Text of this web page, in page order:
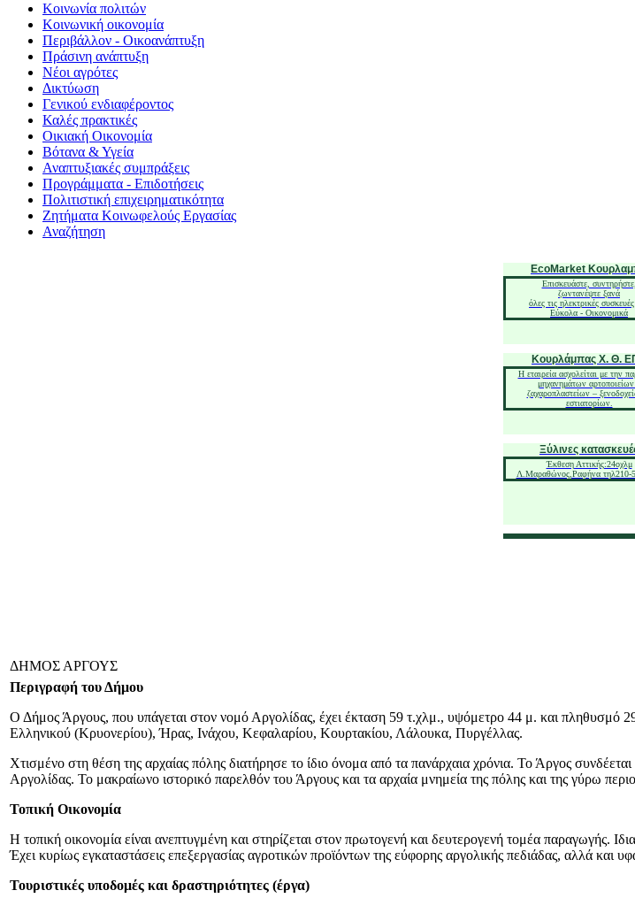
Κοινωνία πολιτών
Κοινωνική οικονομία
Περιβάλλον - Οικοανάπτυξη
Πράσινη ανάπτυξη
Νέοι αγρότες
Δικτύωση
Γενικού ενδιαφέροντος
Καλές πρακτικές
Οικιακή Οικονομία
Βότανα & Υγεία
Αναπτυξιακές συμπράξεις
Προγράμματα - Επιδοτήσεις
Πολιτιστική επιχειρηματικότητα
Ζητήματα Κοινωφελούς Εργασίας
Αναζήτηση
EcoMarket
Επισκευάστε, συντηρήστε,
ζωντανέψτε ξανά
όλες τις ηλεκτρικές
Eύκολα - Oικονομικά
Κουρλάμπας Χ. Θ.
Η εταιρεία ασχολείται με την
μηχανημάτων
ζαχαροπλαστείων –
εστιατορίων.
Ξύλινες
Έκθεση Αττικής:24oχλμ
Λ.Μαραθώνος,Ραφήνα τηλ210-
ΔΗΜΟΣ ΑΡΓΟΥΣ
Περιγραφή του Δήμου
Ο Δήμος Άργους, που υπάγεται στον νομό Αργολίδας, έχει έκταση 59 τ.χλμ., υψόμετρο 44 μ. και πληθυσμό
Ελληνικού (Κρυονερίου), Ήρας, Ινάχου, Κεφαλαρίου, Κουρτακίου, Λάλουκα, Πυργέλλας.
Χτισμένο στη θέση της αρχαίας πόλης διατήρησε το ίδιο όνομα από τα πανάρχαια χρόνια. Το Άργος
Αργολίδας. Το μακραίωνο ιστορικό παρελθόν του Άργους και τα αρχαία μνημεία της πόλης και της γύρω
Τοπική Οικονομία
Η τοπική οικονομία είναι ανεπτυγμένη και στηρίζεται στον πρωτογενή και δευτερογενή τομέα παραγωγής.
Έχει κυρίως εγκαταστάσεις επεξεργασίας αγροτικών προϊόντων της εύφορης αργολικής πεδιάδας, αλλά και
Τουριστικές υποδομές και δραστηριότητες (έργα)